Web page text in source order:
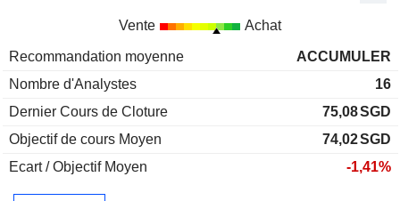
Vente Achat
Recommandation moyenne
ACCUMULER
Nombre d'Analystes
16
Dernier Cours de Cloture
75,08SGD
Objectif de cours Moyen
74,02SGD
Ecart / Objectif Moyen
-1,41%